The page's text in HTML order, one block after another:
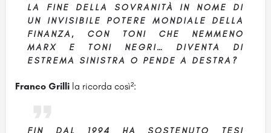
LA FINE DELLA SOVRANITÀ IN NOME DI
UN INVISIBILE POTERE MONDIALE DELLA
FINANZA, CON TONI CHE NEMMENO
MARX E TONI NEGRI… DIVENTA DI
ESTREMA SINISTRA O PENDE A DESTRA?
Franco Grilli la ricorda così²:
FIN DAL 1994 HA SOSTENUTO TESI